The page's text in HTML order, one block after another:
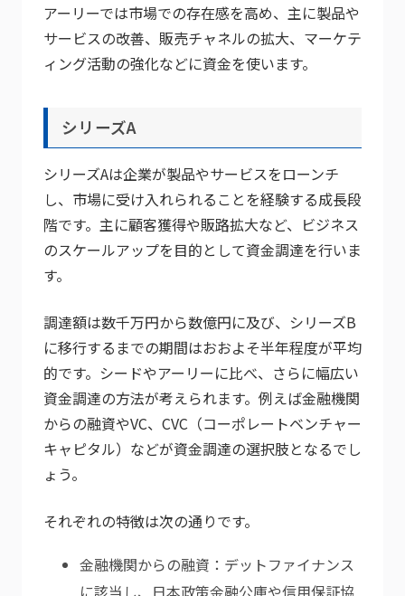
アーリーでは市場での存在感を高め、主に製品や
サービスの改善、販売チャネルの拡大、マーケテ
ィング活動の強化などに資金を使います。
シリーズA
シリーズAは企業が製品やサービスをローンチ
し、市場に受け入れられることを経験する成長段
階です。主に顧客獲得や販路拡大など、ビジネス
のスケールアップを目的として資金調達を行いま
す。
調達額は数千万円から数億円に及び、シリーズB
に移行するまでの期間はおおよそ半年程度が平均
的です。シードやアーリーに比べ、さらに幅広い
資金調達の方法が考えられます。例えば金融機関
からの融資やVC、CVC（コーポレートベンチャー
キャピタル）などが資金調達の選択肢となるでし
ょう。
それぞれの特徴は次の通りです。
金融機関からの融資：デットファイナンス
に該当し、日本政策金融公庫や信用保証協